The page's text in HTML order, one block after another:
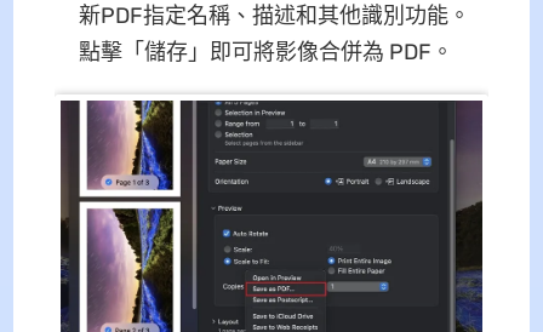
新PDF指定名稱、描述和其他識別功能。
點擊「儲存」即可將影像合併為 PDF。